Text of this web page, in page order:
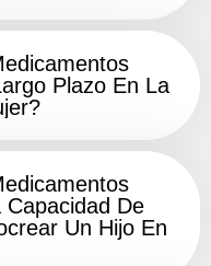
Plazo En La
De
Un Hijo En